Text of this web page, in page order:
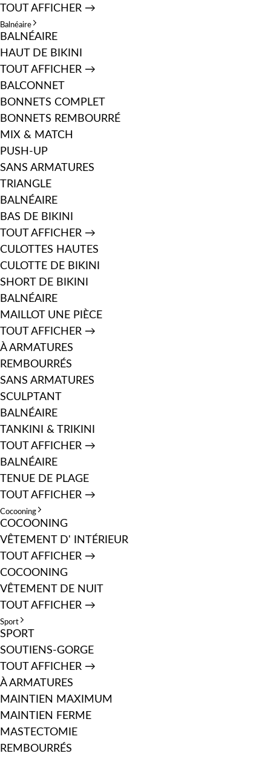
TOUT AFFICHER →
Balnéaire
BALNÉAIRE
HAUT DE BIKINI
TOUT AFFICHER →
BALCONNET
BONNETS COMPLET
BONNETS REMBOURRÉ
MIX & MATCH
PUSH-UP
SANS ARMATURES
TRIANGLE
BALNÉAIRE
BAS DE BIKINI
TOUT AFFICHER →
CULOTTES HAUTES
CULOTTE DE BIKINI
SHORT DE BIKINI
BALNÉAIRE
MAILLOT UNE PIÈCE
TOUT AFFICHER →
À ARMATURES
REMBOURRÉS
SANS ARMATURES
SCULPTANT
BALNÉAIRE
TANKINI & TRIKINI
TOUT AFFICHER →
BALNÉAIRE
TENUE DE PLAGE
TOUT AFFICHER →
Cocooning
COCOONING
VÊTEMENT D' INTÉRIEUR
TOUT AFFICHER →
COCOONING
VÊTEMENT DE NUIT
TOUT AFFICHER →
Sport
SPORT
SOUTIENS-GORGE
TOUT AFFICHER →
À ARMATURES
MAINTIEN MAXIMUM
MAINTIEN FERME
MASTECTOMIE
REMBOURRÉS